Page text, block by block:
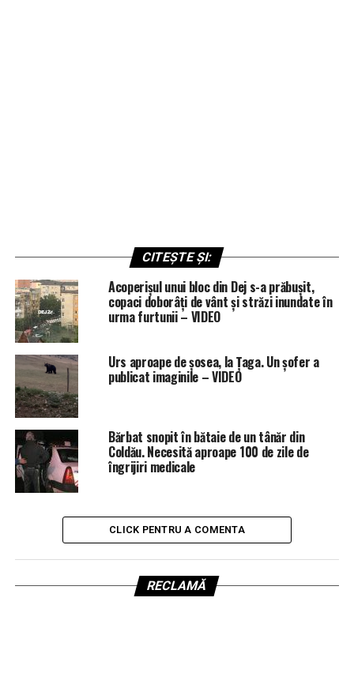
CITEȘTE ȘI:
Acoperișul unui bloc din Dej s-a prăbușit,
copaci doborâți de vânt și străzi inundate în
urma furtunii – VIDEO
Urs aproape de șosea, la Țaga. Un șofer a
publicat imaginile – VIDEO
Bărbat snopit în bătaie de un tânăr din
Coldău. Necesită aproape 100 de zile de
îngrijiri medicale
CLICK PENTRU A COMENTA
RECLAMĂ